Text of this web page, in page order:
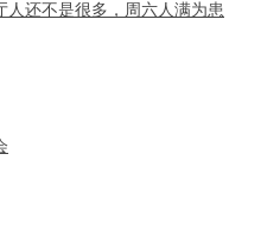
还不是很多，周六人满为患